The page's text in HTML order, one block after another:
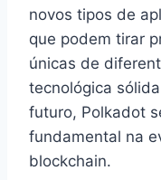
novos tipos de
que podem tirar
únicas de
tecnológica
futuro, Polkadot
fundamental na
blockchain.